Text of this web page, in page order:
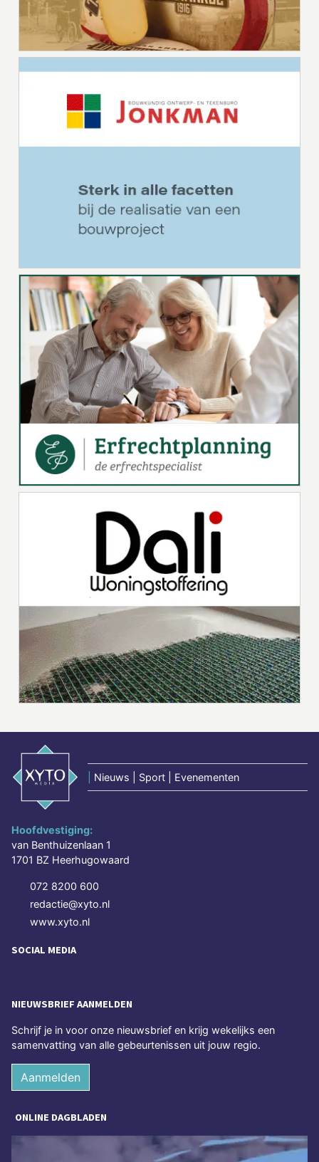
Nieuws | Sport | Evenementen
Hoofdvestiging:
van Benthuizenlaan 1
1701 BZ Heerhugowaard
072 8200 600
redactie@xyto.nl
www.xyto.nl
SOCIAL MEDIA
NIEUWSBRIEF AANMELDEN
Schrijf je in voor onze nieuwsbrief en krijg wekelijks een
samenvatting van alle gebeurtenissen uit jouw regio.
Aanmelden
ONLINE DAGBLADEN